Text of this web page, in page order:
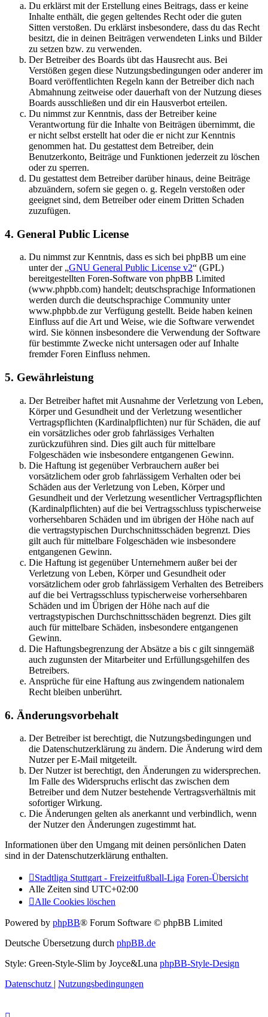
Du erklärst mit der Erstellung eines Beitrags, dass er keine
Inhalte enthält, die gegen geltendes Recht oder die guten
Sitten verstoßen. Du erklärst insbesondere, dass du das Recht
besitzt, die in deinen Beiträgen verwendeten Links und Bilder
zu setzen bzw. zu verwenden.
Der Betreiber des Boards übt das Hausrecht aus. Bei
Verstößen gegen diese Nutzungsbedingungen oder anderer im
Board veröffentlichten Regeln kann der Betreiber dich nach
Abmahnung zeitweise oder dauerhaft von der Nutzung dieses
Boards ausschließen und dir ein Hausverbot erteilen.
Du nimmst zur Kenntnis, dass der Betreiber keine
Verantwortung für die Inhalte von Beiträgen übernimmt, die
er nicht selbst erstellt hat oder die er nicht zur Kenntnis
genommen hat. Du gestattest dem Betreiber, dein
Benutzerkonto, Beiträge und Funktionen jederzeit zu löschen
oder zu sperren.
Du gestattest dem Betreiber darüber hinaus, deine Beiträge
abzuändern, sofern sie gegen o. g. Regeln verstoßen oder
geeignet sind, dem Betreiber oder einem Dritten Schaden
zuzufügen.
4. General Public License
Du nimmst zur Kenntnis, dass es sich bei phpBB um eine
unter der „GNU General Public License v2“ (GPL)
bereitgestellten Foren-Software von phpBB Limited
(www.phpbb.com) handelt; deutschsprachige Informationen
werden durch die deutschsprachige Community unter
www.phpbb.de zur Verfügung gestellt. Beide haben keinen
Einfluss auf die Art und Weise, wie die Software verwendet
wird. Sie können insbesondere die Verwendung der Software
für bestimmte Zwecke nicht untersagen oder auf Inhalte
fremder Foren Einfluss nehmen.
5. Gewährleistung
Der Betreiber haftet mit Ausnahme der Verletzung von Leben,
Körper und Gesundheit und der Verletzung wesentlicher
Vertragspflichten (Kardinalpflichten) nur für Schäden, die auf
ein vorsätzliches oder grob fahrlässiges Verhalten
zurückzuführen sind. Dies gilt auch für mittelbare
Folgeschäden wie insbesondere entgangenen Gewinn.
Die Haftung ist gegenüber Verbrauchern außer bei
vorsätzlichem oder grob fahrlässigem Verhalten oder bei
Schäden aus der Verletzung von Leben, Körper und
Gesundheit und der Verletzung wesentlicher Vertragspflichten
(Kardinalpflichten) auf die bei Vertragsschluss typischerweise
vorhersehbaren Schäden und im übrigen der Höhe nach auf
die vertragstypischen Durchschnittsschäden begrenzt. Dies
gilt auch für mittelbare Folgeschäden wie insbesondere
entgangenen Gewinn.
Die Haftung ist gegenüber Unternehmern außer bei der
Verletzung von Leben, Körper und Gesundheit oder
vorsätzlichem oder grob fahrlässigem Verhalten des Betreibers
auf die bei Vertragsschluss typischerweise vorhersehbaren
Schäden und im Übrigen der Höhe nach auf die
vertragstypischen Durchschnittsschäden begrenzt. Dies gilt
auch für mittelbare Schäden, insbesondere entgangenen
Gewinn.
Die Haftungsbegrenzung der Absätze a bis c gilt sinngemäß
auch zugunsten der Mitarbeiter und Erfüllungsgehilfen des
Betreibers.
Ansprüche für eine Haftung aus zwingendem nationalem
Recht bleiben unberührt.
6. Änderungsvorbehalt
Der Betreiber ist berechtigt, die Nutzungsbedingungen und
die Datenschutzerklärung zu ändern. Die Änderung wird dem
Nutzer per E-Mail mitgeteilt.
Der Nutzer ist berechtigt, den Änderungen zu widersprechen.
Im Falle des Widerspruchs erlischt das zwischen dem
Betreiber und dem Nutzer bestehende Vertragsverhältnis mit
sofortiger Wirkung.
Die Änderungen gelten als anerkannt und verbindlich, wenn
der Nutzer den Änderungen zugestimmt hat.
Informationen über den Umgang mit deinen persönlichen Daten
sind in der Datenschutzerklärung enthalten.
Stadtliga Stuttgart - Freizeitfußball-Liga Foren-Übersicht
Alle Zeiten sind UTC+02:00
Alle Cookies löschen
Powered by phpBB® Forum Software © phpBB Limited
Deutsche Übersetzung durch phpBB.de
Style: Green-Style-Slim by Joyce&Luna phpBB-Style-Design
Datenschutz | Nutzungsbedingungen